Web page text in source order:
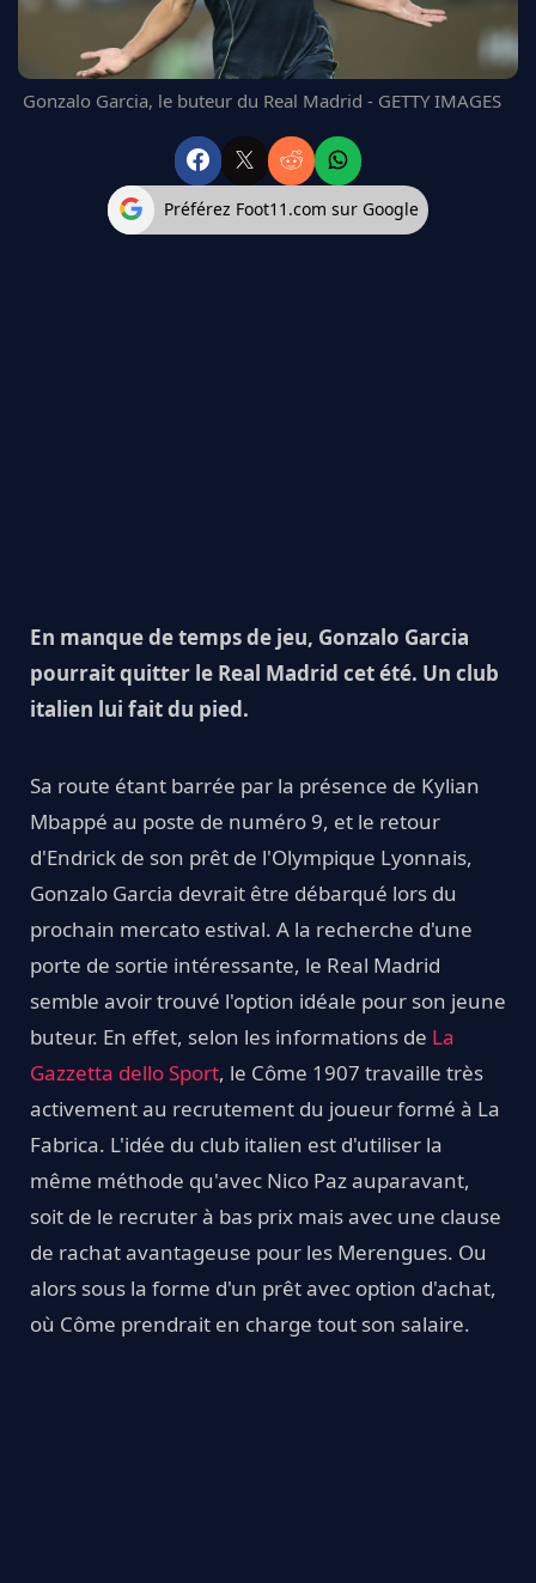
FC BARCELONE
MANCHESTER UNITED
CHELSEA
ARSENAL
L'AVIS DE LA RÉDAC'
Gonzalo Garcia, le buteur du Real Madrid - GETTY IMAGES
Préférez Foot11.com sur Google
En manque de temps de jeu, Gonzalo Garcia
pourrait quitter le Real Madrid cet été. Un club
italien lui fait du pied.
Sa route étant barrée par la présence de Kylian
Mbappé au poste de numéro 9, et le retour
d'Endrick de son prêt de l'Olympique Lyonnais,
Gonzalo Garcia devrait être débarqué lors du
prochain mercato estival. A la recherche d'une
porte de sortie intéressante, le Real Madrid
semble avoir trouvé l'option idéale pour son jeune
buteur. En effet, selon les informations de La
Gazzetta dello Sport, le Côme 1907 travaille très
activement au recrutement du joueur formé à La
Fabrica. L'idée du club italien est d'utiliser la
même méthode qu'avec Nico Paz auparavant,
soit de le recruter à bas prix mais avec une clause
de rachat avantageuse pour les Merengues. Ou
alors sous la forme d'un prêt avec option d'achat,
où Côme prendrait en charge tout son salaire.